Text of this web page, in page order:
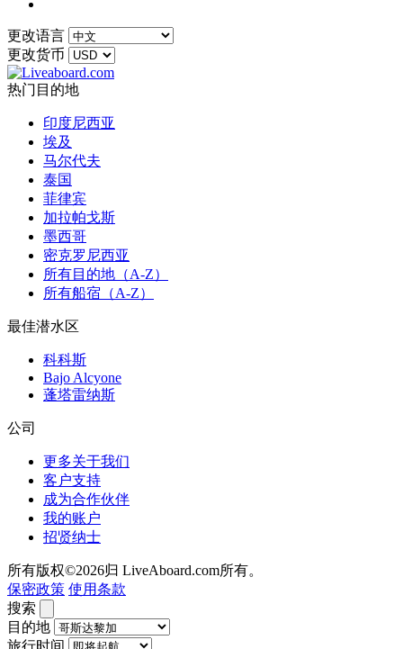
更改语言
更改货币
热门目的地
印度尼西亚
埃及
马尔代夫
泰国
菲律宾
加拉帕戈斯
墨西哥
密克罗尼西亚
所有目的地（A-Z）
所有船宿（A-Z）
最佳潜水区
科科斯
Bajo Alcyone
蓬塔雷纳斯
公司
更多关于我们
客户支持
成为合作伙伴
我的账户
招贤纳士
所有版权©2026归 LiveAboard.com所有。
保密政策 使用条款
搜索
目的地
旅行时间